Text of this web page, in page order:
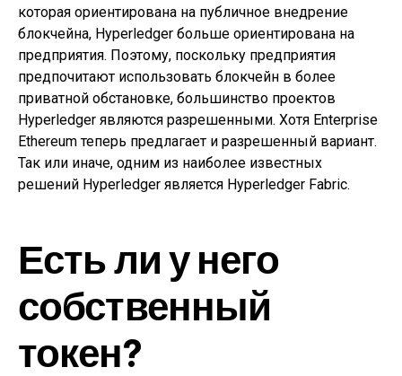
которая ориентирована на публичное внедрение
блокчейна, Hyperledger больше ориентирована на
предприятия. Поэтому, поскольку предприятия
предпочитают использовать блокчейн в более
приватной обстановке, большинство проектов
Hyperledger являются разрешенными. Хотя Enterprise
Ethereum теперь предлагает и разрешенный вариант.
Так или иначе, одним из наиболее известных
решений Hyperledger является Hyperledger Fabric.
Есть ли у него
собственный
токен?